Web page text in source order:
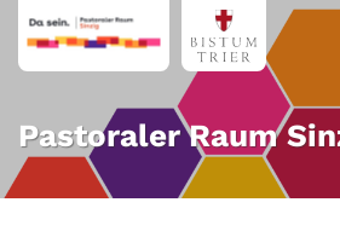
Zum Inhalt springen
Pastoraler Raum